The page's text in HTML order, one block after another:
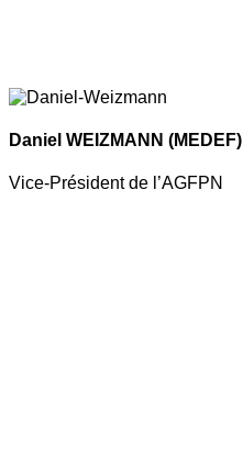
Daniel WEIZMANN (MEDEF)
Vice-Président de l’AGFPN